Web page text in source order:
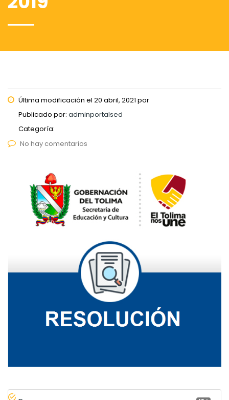
Última modificación el 20 abril, 2021 por
Publicado por: adminportalsed
Categoría:
No hay comentarios